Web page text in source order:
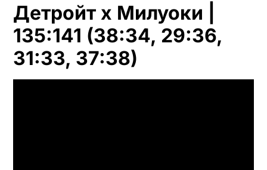
Детройт x Милуоки |
135:141 (38:34, 29:36,
31:33, 37:38)